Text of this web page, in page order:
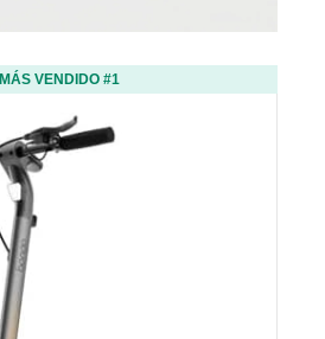
MÁS VENDIDO #1